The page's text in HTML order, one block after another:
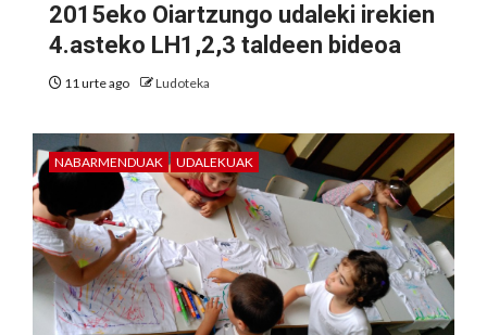
2015eko Oiartzungo udaleki irekien
4.asteko LH1,2,3 taldeen bideoa
11 urte ago Ludoteka
NABARMENDUAK UDALEKUAK